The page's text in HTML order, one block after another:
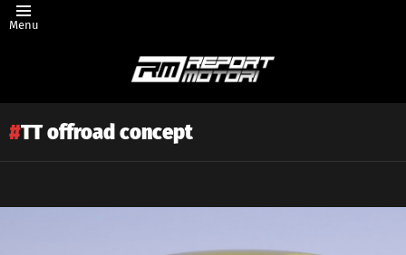
Menu
TT offroad concept